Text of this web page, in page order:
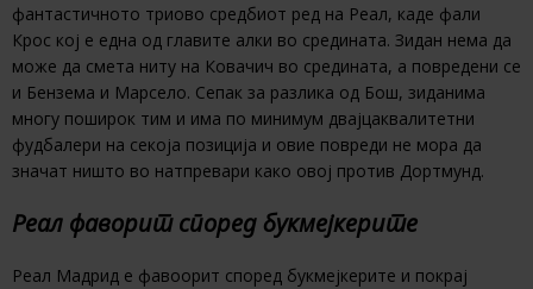
фантастичното триово средбиот ред на Реал, каде фали
Крос кој е една од главите алки во средината. Зидан нема да
може да смета ниту на Ковачич во средината, а повредени се
и Бензема и Марсело. Сепак за разлика од Бош, зиданима
многу поширок тим и има по минимум двајцаквалитетни
фудбалери на секоја позиција и овие повреди не мора да
значат ништо во натпревари како овој против Дортмунд.
Реал фаворит според букмејкерите
Реал Мадрид е фавоорит според букмејкерите и покрај